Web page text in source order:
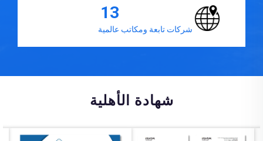
13
شركات تابعة ومكاتب عالمية
شهادة الأهلية